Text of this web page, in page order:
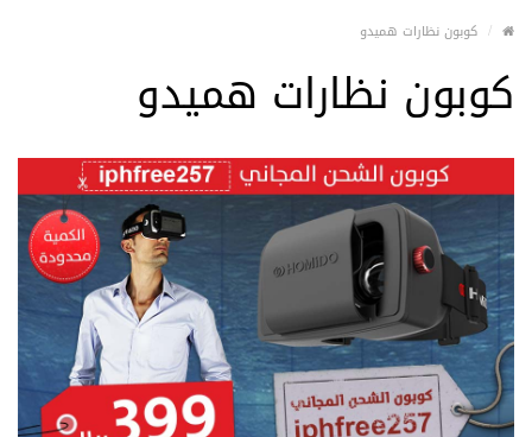
كوبون نظارات هميدو
كوبون نظارات هميدو